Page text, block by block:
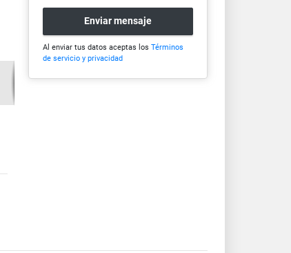
Enviar mensaje
Al enviar tus datos aceptas los Términos
de servicio y privacidad